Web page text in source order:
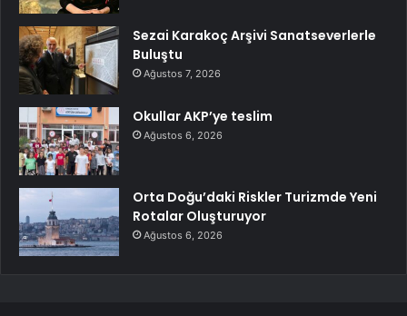
Sezai Karakoç Arşivi Sanatseverlerle
Buluştu
Ağustos 7, 2026
Okullar AKP’ye teslim
Ağustos 6, 2026
Orta Doğu’daki Riskler Turizmde Yeni
Rotalar Oluşturuyor
Ağustos 6, 2026